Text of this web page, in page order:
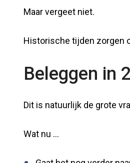
Maar vergeet niet.
Historische tijden zorgen
Beleggen in
Dit is natuurlijk de grote
Wat nu …